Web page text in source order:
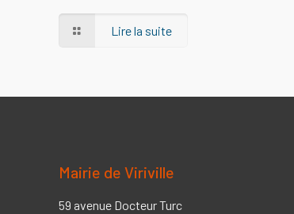
Lire la suite
Mairie de Viriville
59 avenue Docteur Turc